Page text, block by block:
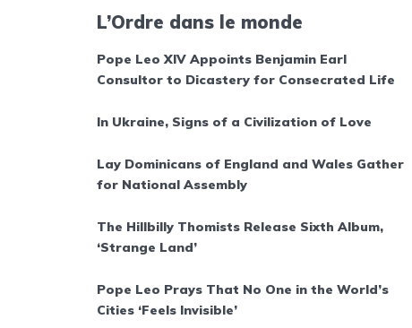
L’Ordre dans le monde
Pope Leo XIV Appoints Benjamin Earl
Consultor to Dicastery for Consecrated Life
In Ukraine, Signs of a Civilization of Love
Lay Dominicans of England and Wales Gather
for National Assembly
The Hillbilly Thomists Release Sixth Album,
‘Strange Land’
Pope Leo Prays That No One in the World’s
Cities ‘Feels Invisible’